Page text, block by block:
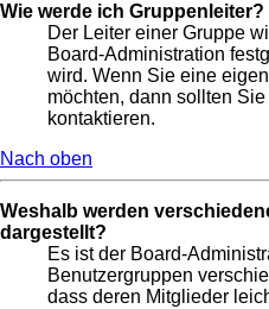
Wie werde ich Gruppenleiter?
Der Leiter einer Gruppe
Board-Administration
wird. Wenn Sie eine
möchten, dann sollten
kontaktieren.
Nach oben
Weshalb werden
dargestellt?
Es ist der Board-
Benutzergruppen
dass deren Mitglieder